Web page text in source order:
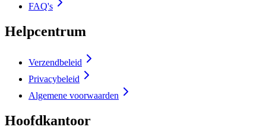
FAQ's
Helpcentrum
Verzendbeleid
Privacybeleid
Algemene voorwaarden
Hoofdkantoor